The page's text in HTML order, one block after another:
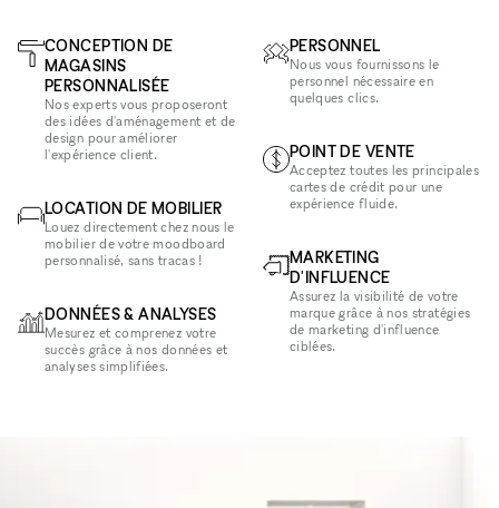
CONCEPTION DE
MAGASINS
PERSONNALISÉE
Nos experts vous proposeront
des idées d'aménagement et de
design pour améliorer
l'expérience client.
LOCATION DE MOBILIER
Louez directement chez nous le
mobilier de votre moodboard
personnalisé, sans tracas !
DONNÉES & ANALYSES
Mesurez et comprenez votre
succès grâce à nos données et
analyses simplifiées.
PERSONNEL
Nous vous fournissons le
personnel nécessaire en
quelques clics.
POINT DE VENTE
Acceptez toutes les principales
cartes de crédit pour une
expérience fluide.
MARKETING
D'INFLUENCE
Assurez la visibilité de votre
marque grâce à nos stratégies
de marketing d'influence
ciblées.